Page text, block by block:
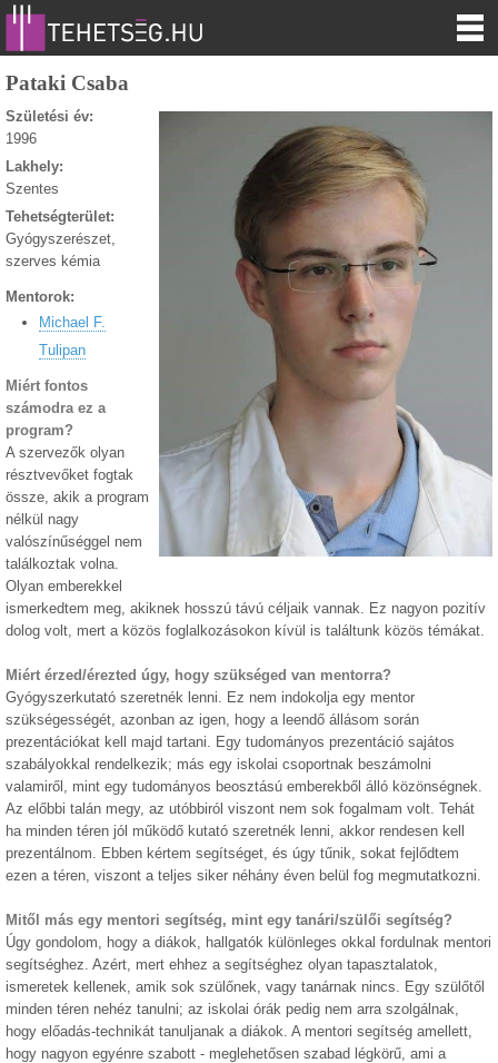
Pataki Csaba
Születési év:
1996
Lakhely:
Szentes
Tehetségterület:
Gyógyszerészet,
szerves kémia
Mentorok:
Michael F.
Tulipan
Miért fontos
számodra ez a
program?
A szervezők olyan
résztvevőket fogtak
össze, akik a program
nélkül nagy
valószínűséggel nem
találkoztak volna.
Olyan emberekkel
ismerkedtem meg, akiknek hosszú távú céljaik vannak. Ez nagyon pozitív
dolog volt, mert a közös foglalkozásokon kívül is találtunk közös témákat.
Miért érzed/érezted úgy, hogy szükséged van mentorra?
Gyógyszerkutató szeretnék lenni. Ez nem indokolja egy mentor
szükségességét, azonban az igen, hogy a leendő állásom során
prezentációkat kell majd tartani. Egy tudományos prezentáció sajátos
szabályokkal rendelkezik; más egy iskolai csoportnak beszámolni
valamiről, mint egy tudományos beosztású emberekből álló közönségnek.
Az előbbi talán megy, az utóbbiról viszont nem sok fogalmam volt. Tehát
ha minden téren jól működő kutató szeretnék lenni, akkor rendesen kell
prezentálnom. Ebben kértem segítséget, és úgy tűnik, sokat fejlődtem
ezen a téren, viszont a teljes siker néhány éven belül fog megmutatkozni.
Mitől más egy mentori segítség, mint egy tanári/szülői segítség?
Úgy gondolom, hogy a diákok, hallgatók különleges okkal fordulnak mentori
segítséghez. Azért, mert ehhez a segítséghez olyan tapasztalatok,
ismeretek kellenek, amik sok szülőnek, vagy tanárnak nincs. Egy szülőtől
minden téren nehéz tanulni; az iskolai órák pedig nem arra szolgálnak,
hogy előadás-technikát tanuljanak a diákok. A mentori segítség amellett,
hogy nagyon egyénre szabott - meglehetősen szabad légkörű, ami a